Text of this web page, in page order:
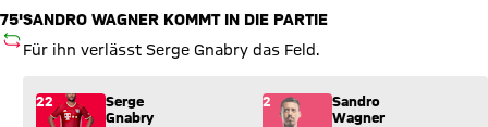
75'
AUSWECHSLUNG
SANDRO WAGNER KOMMT IN DIE PARTIE
Für ihn verlässt Serge Gnabry das Feld.
Wechsel: Serge Gnabry (22) kommt für Sandro Wagner (2)
22
Serge
Gnabry
2
Sandro
Wagner